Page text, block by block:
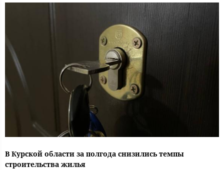
В Курской области за полгода снизились темпы
строительства жилья